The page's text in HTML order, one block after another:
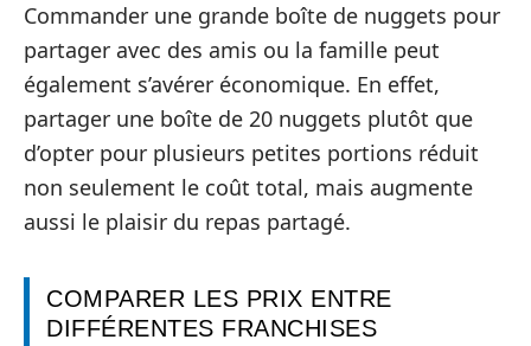
Commander une grande boîte de nuggets pour
partager avec des amis ou la famille peut
également s’avérer économique. En effet,
partager une boîte de 20 nuggets plutôt que
d’opter pour plusieurs petites portions réduit
non seulement le coût total, mais augmente
aussi le plaisir du repas partagé.
COMPARER LES PRIX ENTRE
DIFFÉRENTES FRANCHISES